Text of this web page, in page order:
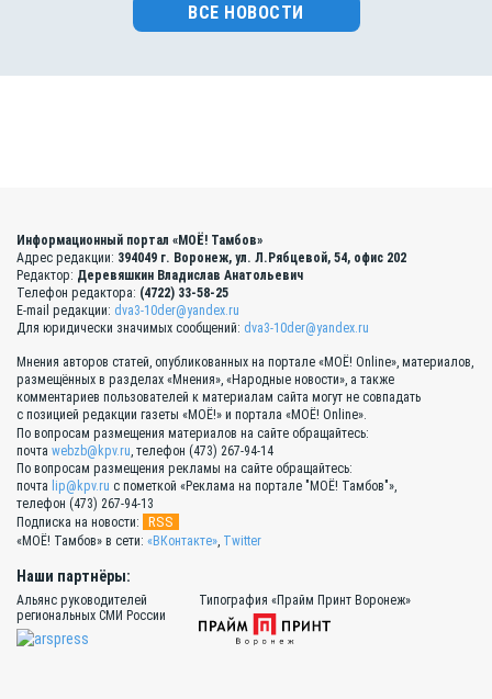
ВСЕ НОВОСТИ
Информационный портал «МОЁ! Тамбов»
Адрес редакции: 394049 г. Воронеж, ул. Л.Рябцевой, 54, офис 202
Редактор: Деревяшкин Владислав Анатольевич
Телефон редактора: (4722) 33-58-25
E-mail редакции: dva3-10der@yandex.ru
Для юридически значимых сообщений: dva3-10der@yandex.ru
Мнения авторов статей, опубликованных на портале «МОЁ! Online», материалов,
размещённых в разделах «Мнения», «Народные новости», а также
комментариев пользователей к материалам сайта могут не совпадать
с позицией редакции газеты «МОЁ!» и портала «МОЁ! Online».
По вопросам размещения материалов на сайте обращайтесь:
почта webzb@kpv.ru, телефон (473) 267-94-14
По вопросам размещения рекламы на сайте обращайтесь:
почта lip@kpv.ru с пометкой «Реклама на портале "МОЁ! Тамбов"»,
телефон (473) 267-94-13
Подписка на новости:
RSS
«МОЁ! Тамбов» в сети: «ВКонтакте», Twitter
Наши партнёры:
Альянс руководителей
региональных СМИ России
Типография «Прайм Принт Воронеж»